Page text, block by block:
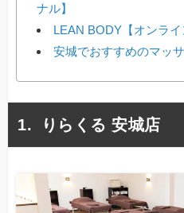
ナル】
LEAN BODY【オンライ
安城でおすすめのマッ
りらくる 安城店